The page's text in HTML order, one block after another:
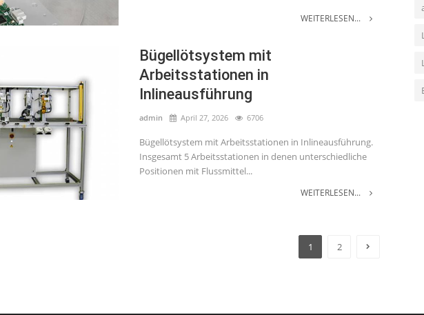
WEITERLESEN...
Bügellötsystem mit
Arbeitsstationen in
Inlineausführung
admin April 27, 2026 6706
Bügellötsystem mit Arbeitsstationen in Inlineausführung.
Insgesamt 5 Arbeitsstationen in denen unterschiedliche
Positionen mit Flussmittel...
WEITERLESEN...
1 2